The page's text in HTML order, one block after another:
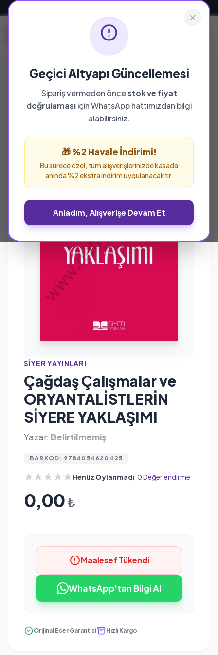
Geçici Altyapı Güncellemesi
Sipariş vermeden öncestok ve fiyat
doğrulamasıiçin WhatsApp hattımızdan bilgi
alabilirsiniz.
🎁 %2 Havale İndirimi!
Bu sürece özel, tüm alışverişlerinizde kasada
anında %2 ekstra indirim uygulanacaktır.
Anladım, Alışverişe Devam Et
SIYER YAYINLARI
Çağdaş Çalışmalar ve
ORYANTALİSTLERİN
SİYERE YAKLAŞIMI
Yazar: Belirtilmemiş
BARKOD: 9786054620425
Henüz Oylanmadı 0 Değerlendirme
0,00 ₺
Maalesef Tükendi
WhatsApp'tan Bilgi Al
Orijinal Eser Garantisi Hızlı Kargo